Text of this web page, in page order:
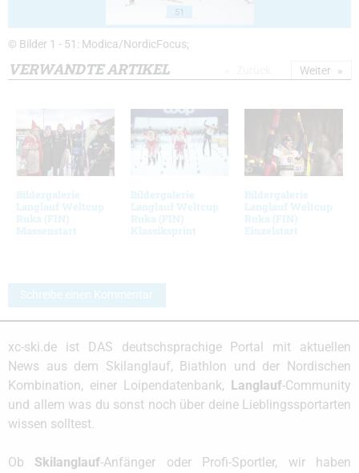
51
© Bilder 1 - 51: Modica/NordicFocus;
VERWANDTE ARTIKEL
Bildergalerie
Langlauf Weltcup
Ruka (FIN)
Massenstart
Bildergalerie
Langlauf Weltcup
Ruka (FIN)
Klassiksprint
Bildergalerie
Langlauf Weltcup
Ruka (FIN)
Einzelstart
Weiter
Schreibe einen Kommentar
xc-ski.de ist DAS deutschsprachige Portal mit aktuellen
News aus dem Skilanglauf, Biathlon und der Nordischen
Kombination, einer Loipendatenbank,
Langlauf-Community
und allem was du sonst noch über deine Lieblingssportarten
wissen solltest.
Ob Skilanglauf-Anfänger oder Profi-Sportler, wir haben